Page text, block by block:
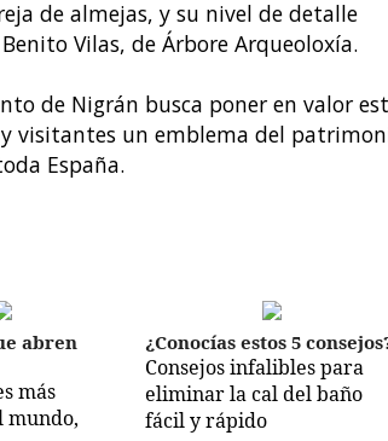
de almejas, y su nivel de detalle
Vilas, de Árbore Arqueoloxía.
de Nigrán busca poner en valor
visitantes un emblema del
España.
abren
más
mundo,
¿Conocías estos 5
Consejos infalibles para
eliminar la cal del baño
fácil y rápido